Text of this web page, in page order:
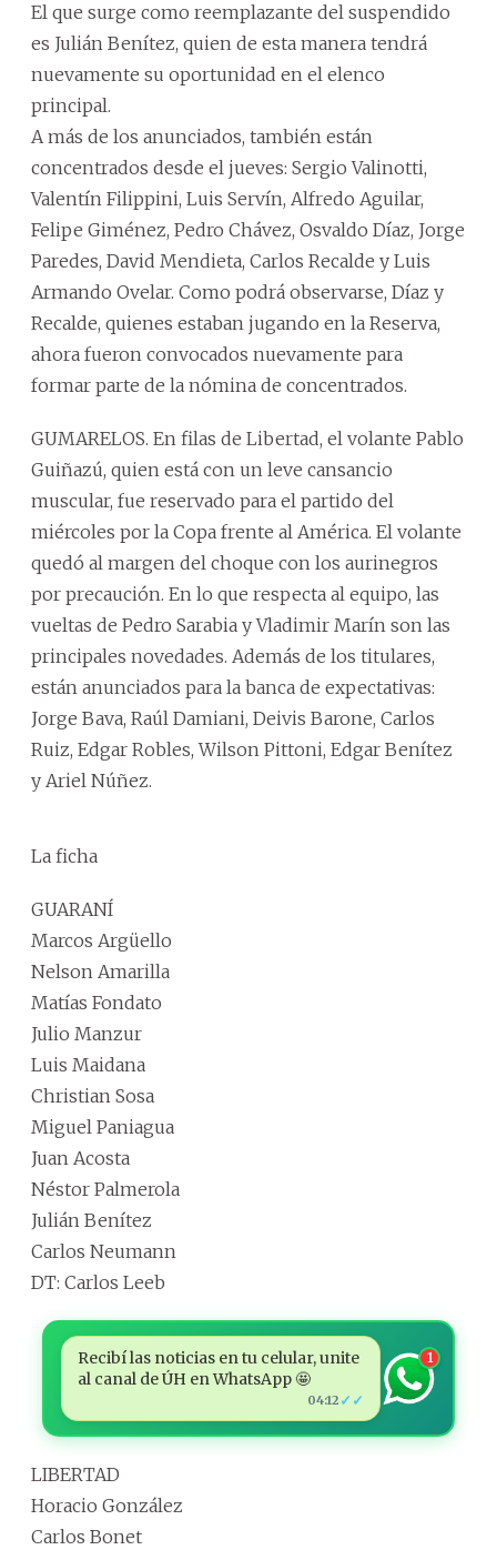
El que surge como reemplazante del suspendido
es Julián Benítez, quien de esta manera tendrá
nuevamente su oportunidad en el elenco
principal.
A más de los anunciados, también están
concentrados desde el jueves: Sergio Valinotti,
Valentín Filippini, Luis Servín, Alfredo Aguilar,
Felipe Giménez, Pedro Chávez, Osvaldo Díaz, Jorge
Paredes, David Mendieta, Carlos Recalde y Luis
Armando Ovelar. Como podrá observarse, Díaz y
Recalde, quienes estaban jugando en la Reserva,
ahora fueron convocados nuevamente para
formar parte de la nómina de concentrados.
GUMARELOS. En filas de Libertad, el volante Pablo
Guiñazú, quien está con un leve cansancio
muscular, fue reservado para el partido del
miércoles por la Copa frente al América. El volante
quedó al margen del choque con los aurinegros
por precaución. En lo que respecta al equipo, las
vueltas de Pedro Sarabia y Vladimir Marín son las
principales novedades. Además de los titulares,
están anunciados para la banca de expectativas:
Jorge Bava, Raúl Damiani, Deivis Barone, Carlos
Ruiz, Edgar Robles, Wilson Pittoni, Edgar Benítez
y Ariel Núñez.
La ficha
GUARANÍ
Marcos Argüello
Nelson Amarilla
Matías Fondato
Julio Manzur
Luis Maidana
Christian Sosa
Miguel Paniagua
Juan Acosta
Néstor Palmerola
Julián Benítez
Carlos Neumann
DT: Carlos Leeb
Recibí las noticias en tu celular, unite
al canal de ÚH en WhatsApp 🤩
04:12 ✓✓
1
LIBERTAD
Horacio González
Carlos Bonet